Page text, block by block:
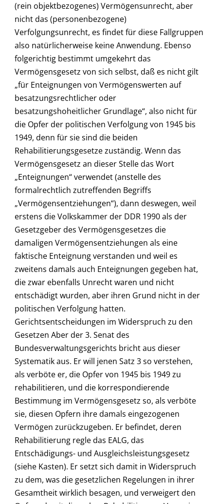
(rein objektbezogenes) Vermögensunrecht, aber
nicht das (personenbezogene)
Verfolgungsunrecht, es findet für diese Fallgruppen
also natürlicherweise keine Anwendung. Ebenso
folgerichtig bestimmt umgekehrt das
Vermögensgesetz von sich selbst, daß es nicht gilt
„für Enteignungen von Vermögenswerten auf
besatzungsrechtlicher oder
besatzungshoheitlicher Grundlage“, also nicht für
die Opfer der politischen Verfolgung von 1945 bis
1949, denn für sie sind die beiden
Rehabilitierungsgesetze zuständig. Wenn das
Vermögensgesetz an dieser Stelle das Wort
„Enteignungen“ verwendet (anstelle des
formalrechtlich zutreffenden Begriffs
„Vermögensentziehungen“), dann deswegen, weil
erstens die Volkskammer der DDR 1990 als der
Gesetzgeber des Vermögensgesetzes die
damaligen Vermögensentziehungen als eine
faktische Enteignung verstanden und weil es
zweitens damals auch Enteignungen gegeben hat,
die zwar ebenfalls Unrecht waren und nicht
entschädigt wurden, aber ihren Grund nicht in der
politischen Verfolgung hatten.
Gerichtsentscheidungen im Widerspruch zu den
Gesetzen Aber der 3. Senat des
Bundesverwaltungsgerichts bricht aus dieser
Systematik aus. Er will jenen Satz 3 so verstehen,
als verböte er, die Opfer von 1945 bis 1949 zu
rehabilitieren, und die korrespondierende
Bestimmung im Vermögensgesetz so, als verböte
sie, diesen Opfern ihre damals eingezogenen
Vermögen zurückzugeben. Er befindet, deren
Rehabilitierung regle das EALG, das
Entschädigungs- und Ausgleichsleistungsgesetz
(siehe Kasten). Er setzt sich damit in Widerspruch
zu dem, was die gesetzlichen Regelungen in ihrer
Gesamtheit wirklich besagen, und verweigert den